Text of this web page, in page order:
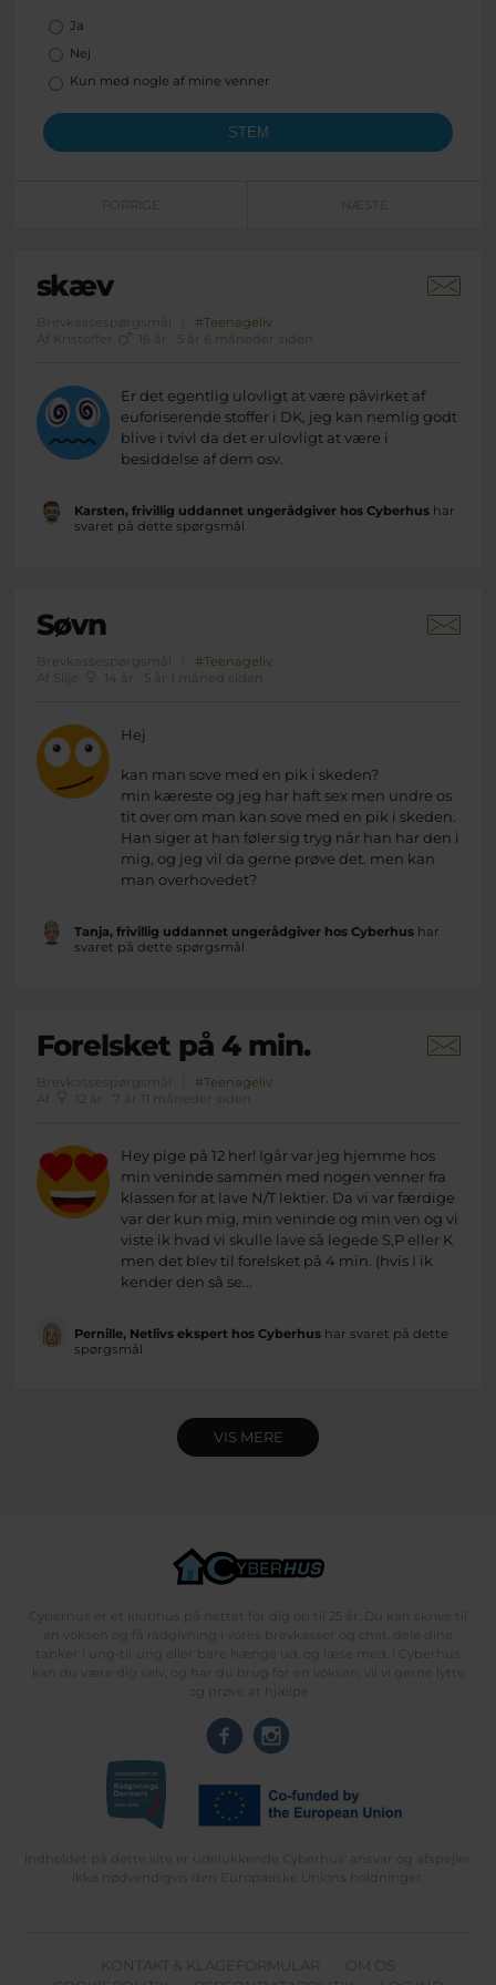
Valgmuligheder
Ja
Nej
Kun med nogle af mine venner
FORRIGE NÆSTE
skæv
Brevkassespørgsmål
#Teenageliv
Af Kristoffer
16 år · 5 år 6 måneder siden
Er det egentlig ulovligt at være påvirket af
euforiserende stoffer i DK, jeg kan nemlig godt
blive i tvivl da det er ulovligt at være i
besiddelse af dem osv.
Karsten, frivillig uddannet ungerådgiver hos Cyberhushar
svaret på dette spørgsmål
Søvn
Brevkassespørgsmål
#Teenageliv
Af Silje
14 år · 5 år 1 måned siden
Hej
kan man sove med en pik i skeden?
min kæreste og jeg har haft sex men undre os
tit over om man kan sove med en pik i skeden.
Han siger at han føler sig tryg når han har den i
mig, og jeg vil da gerne prøve det. men kan
man overhovedet?
Tanja, frivillig uddannet ungerådgiver hos Cyberhushar
svaret på dette spørgsmål
Forelsket på 4 min.
Brevkassespørgsmål
#Teenageliv
Af
Hey pige på 12 her! Igår var jeg hjemme hos
min veninde sammen med nogen venner fra
klassen for at lave N/T lektier. Da vi var færdige
var der kun mig, min veninde og min ven og vi
viste ik hvad vi skulle lave så legede S,P eller K
men det blev til forelsket på 4 min. (hvis I ik
kender den så se...
Pernille, Netlivs ekspert hos Cyberhushar svaret på dette
spørgsmål
VIS MERE
Cyberhus er et klubhus på nettet for dig op til 25 år. Du kan skrive til
en voksen og få rådgivning i vores brevkasser og chat, dele dine
tanker i ung-til-ung eller bare hænge ud, og læse med. I Cyberhus
kan du være dig selv, og har du brug for en voksen, vil vi gerne lytte
og prøve at hjælpe
Indholdet på dette site er udelukkende Cyberhus' ansvar og afspejler
ikke nødvendigvis den Europæiske Unions holdninger.
KONTAKT & KLAGEFORMULAR
OM OS